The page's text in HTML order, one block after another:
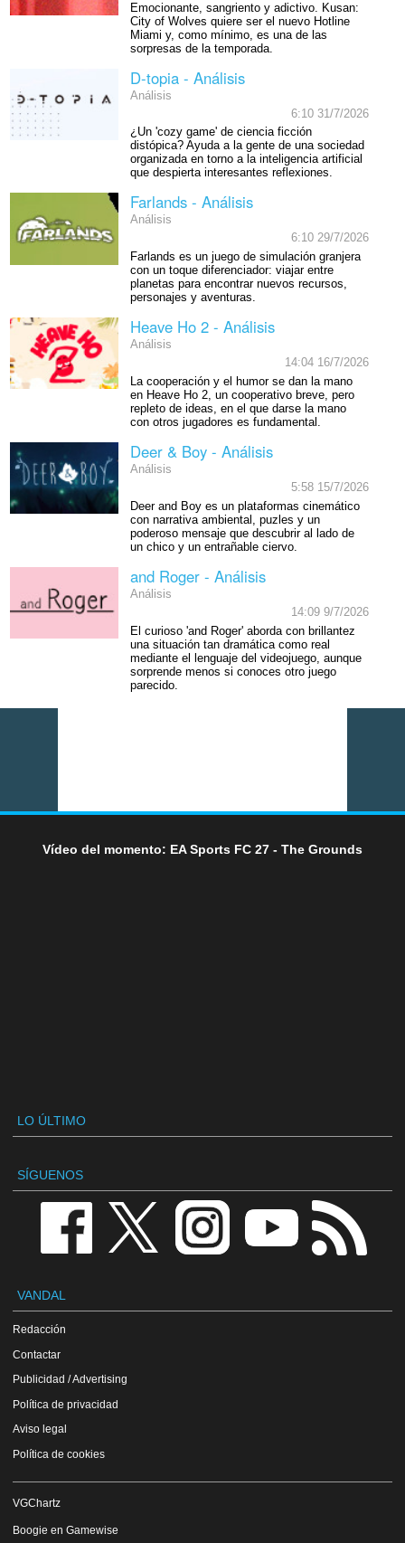
Emocionante, sangriento y adictivo. Kusan:
City of Wolves quiere ser el nuevo Hotline
Miami y, como mínimo, es una de las
sorpresas de la temporada.
D-topia - Análisis
Análisis
6:10 31/7/2026
¿Un 'cozy game' de ciencia ficción
distópica? Ayuda a la gente de una sociedad
organizada en torno a la inteligencia artificial
que despierta interesantes reflexiones.
Farlands - Análisis
Análisis
6:10 29/7/2026
Farlands es un juego de simulación granjera
con un toque diferenciador: viajar entre
planetas para encontrar nuevos recursos,
personajes y aventuras.
Heave Ho 2 - Análisis
Análisis
14:04 16/7/2026
La cooperación y el humor se dan la mano
en Heave Ho 2, un cooperativo breve, pero
repleto de ideas, en el que darse la mano
con otros jugadores es fundamental.
Deer & Boy - Análisis
Análisis
5:58 15/7/2026
Deer and Boy es un plataformas cinemático
con narrativa ambiental, puzles y un
poderoso mensaje que descubrir al lado de
un chico y un entrañable ciervo.
and Roger - Análisis
Análisis
14:09 9/7/2026
El curioso 'and Roger' aborda con brillantez
una situación tan dramática como real
mediante el lenguaje del videojuego, aunque
sorprende menos si conoces otro juego
parecido.
Vídeo del momento: EA Sports FC 27 - The Grounds
LO ÚLTIMO
SÍGUENOS
VANDAL
Redacción
Contactar
Publicidad / Advertising
Política de privacidad
Aviso legal
Política de cookies
VGChartz
Boogie en Gamewise